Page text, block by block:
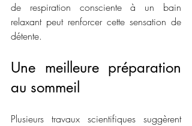
de respiration consciente à un bain
relaxant peut renforcer cette sensation de
détente.
Une meilleure préparation
au sommeil
Plusieurs travaux scientifiques suggèrent